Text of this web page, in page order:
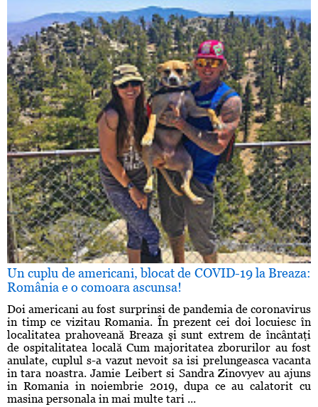
Un cuplu de americani, blocat de COVID-19 la Breaza:
România e o comoara ascunsa!
Doi americani au fost surprinsi de pandemia de coronavirus
in timp ce vizitau Romania. În prezent cei doi locuiesc în
localitatea prahoveană Breaza şi sunt extrem de încântaţi
de ospitalitatea locală Cum majoritatea zborurilor au fost
anulate, cuplul s-a vazut nevoit sa isi prelungeasca vacanta
in tara noastra. Jamie Leibert si Sandra Zinovyev au ajuns
in Romania in noiembrie 2019, dupa ce au calatorit cu
masina personala in mai multe tari ...